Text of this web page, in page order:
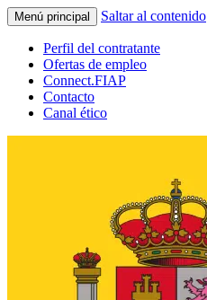
Menú principal Saltar al contenido
Perfil del contratante
Ofertas de empleo
Connect.FIAP
Contacto
Canal ético